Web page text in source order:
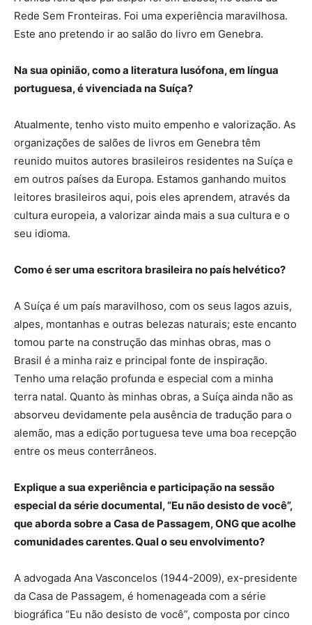
Rede Sem Fronteiras. Foi uma experiência maravilhosa.
Este ano pretendo ir ao salão do livro em Genebra.
Na sua opinião, como a literatura lusófona, em língua
portuguesa, é vivenciada na Suíça?
Atualmente, tenho visto muito empenho e valorização. As
organizações de salões de livros em Genebra têm
reunido muitos autores brasileiros residentes na Suíça e
em outros países da Europa. Estamos ganhando muitos
leitores brasileiros aqui, pois eles aprendem, através da
cultura europeia, a valorizar ainda mais a sua cultura e o
seu idioma.
Como é ser uma escritora brasileira no país helvético?
A Suíça é um país maravilhoso, com os seus lagos azuis,
alpes, montanhas e outras belezas naturais; este encanto
tomou parte na construção das minhas obras, mas o
Brasil é a minha raiz e principal fonte de inspiração.
Tenho uma relação profunda e especial com a minha
terra natal. Quanto às minhas obras, a Suíça ainda não as
absorveu devidamente pela ausência de tradução para o
alemão, mas a edição portuguesa teve uma boa recepção
entre os meus conterrâneos.
Explique a sua experiência e participação na sessão
especial da série documental, “Eu não desisto de você”,
que aborda sobre a Casa de Passagem, ONG que acolhe
comunidades carentes. Qual o seu envolvimento?
A advogada Ana Vasconcelos (1944-2009), ex-presidente
da Casa de Passagem, é homenageada com a série
biográfica “Eu não desisto de você”, composta por cinco